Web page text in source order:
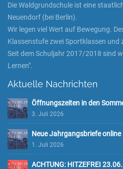
Die Waldgrundschule ist eine
Neuendorf (bei Berlin).
Wir legen viel Wert auf Bewegung.
Klassenstufe zwei Sportklassen und
Seit dem Schuljahr 2017/2018 sind
Lernen".
Aktuelle Nachrichten
Öffnungszeiten in den
3. Juli 2026
Neue Jahrgangsbriefe online
1. Juli 2026
ACHTUNG: HITZEFREI